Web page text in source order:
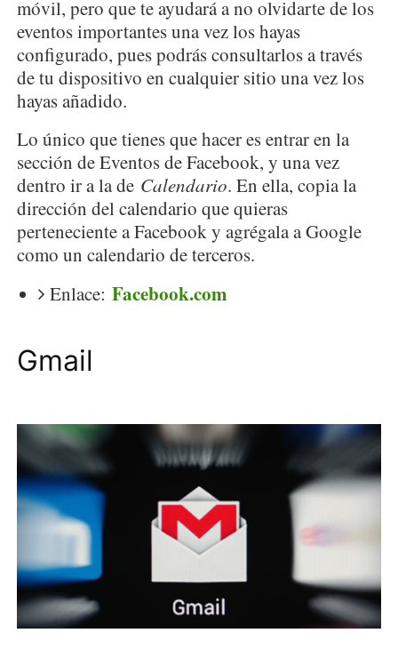
móvil, pero que te ayudará a no olvidarte de los
eventos importantes una vez los hayas
configurado, pues podrás consultarlos a través
de tu dispositivo en cualquier sitio una vez los
hayas añadido.
Lo único que tienes que hacer es entrar en la
sección de Eventos de Facebook, y una vez
dentro ir a la de Calendario. En ella, copia la
dirección del calendario que quieras
perteneciente a Facebook y agrégala a Google
como un calendario de terceros.
Enlace: Facebook.com
Gmail